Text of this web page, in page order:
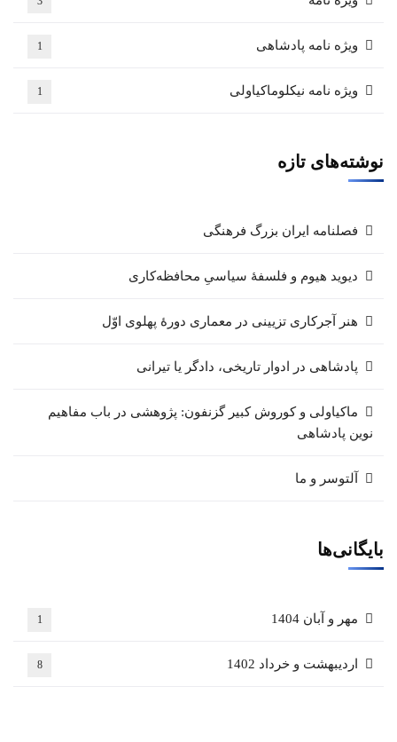
ویژه نامه پادشاهی 1
ویژه نامه نیکلوماکیاولی 1
نوشته‌های تازه
فصلنامه ایران بزرگ فرهنگی
دیوید هیوم و فلسفهٔ سیاسیِ محافظه‌کاری
هنر آجرکاری تزیینی در معماری دورهٔ پهلوی اوّل
پادشاهی در ادوار تاریخی، دادگر یا تیرانی
ماکیاولی و کوروش کبیر گزنفون: پژوهشی در باب مفاهیم
نوین پادشاهی
آلتوسر و ما
بایگانی‌ها
مهر و آبان 1404 1
اردیبهشت و خرداد 1402 8